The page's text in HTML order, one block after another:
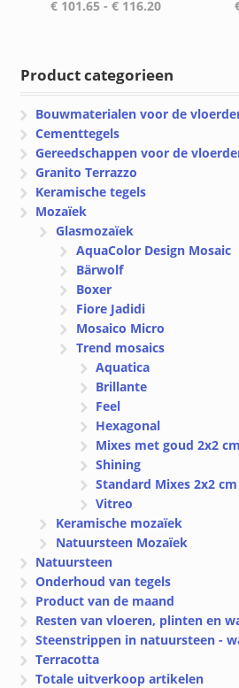
€101.65 - €116.20Prijsklasse:
Product categorieen
Bouwmaterialen voor de
Cementtegels
Gereedschappen voor de
Granito Terrazzo
Keramische tegels
Mozaïek
Glasmozaïek
AquaColor Design Mosaic
Bärwolf
Boxer
Fiore Jadidi
Mosaico Micro
Trend mosaics
Aquatica
Brillante
Feel
Hexagonal
Mixes met goud 2x2 cm
Shining
Standard Mixes 2x2 cm
Vitreo
Keramische mozaïek
Natuursteen Mozaïek
Natuursteen
Onderhoud van tegels
Product van de maand
Resten van vloeren, plinten en
Steenstrippen in natuursteen -
Terracotta
Totale uitverkoop artikelen